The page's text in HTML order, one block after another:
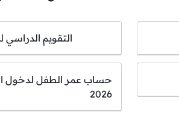
التقويم الدراسي لعام
2026